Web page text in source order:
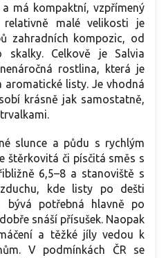
má kompaktní, vzpřímený
malé velikosti je
zahradních kompozic, od
skalky. Celkově je Salvia
rostlina, která je
aromatické listy. Je vhodná
krásně jak samostatně,
slunce a půdu s rychlým
štěrkovitá či písčitá směs s
6,5–8 a stanoviště s
kde listy po dešti
bývá potřebná hlavně po
snáší přísušek. Naopak
a těžké jíly vedou k
V podmínkách ČR se